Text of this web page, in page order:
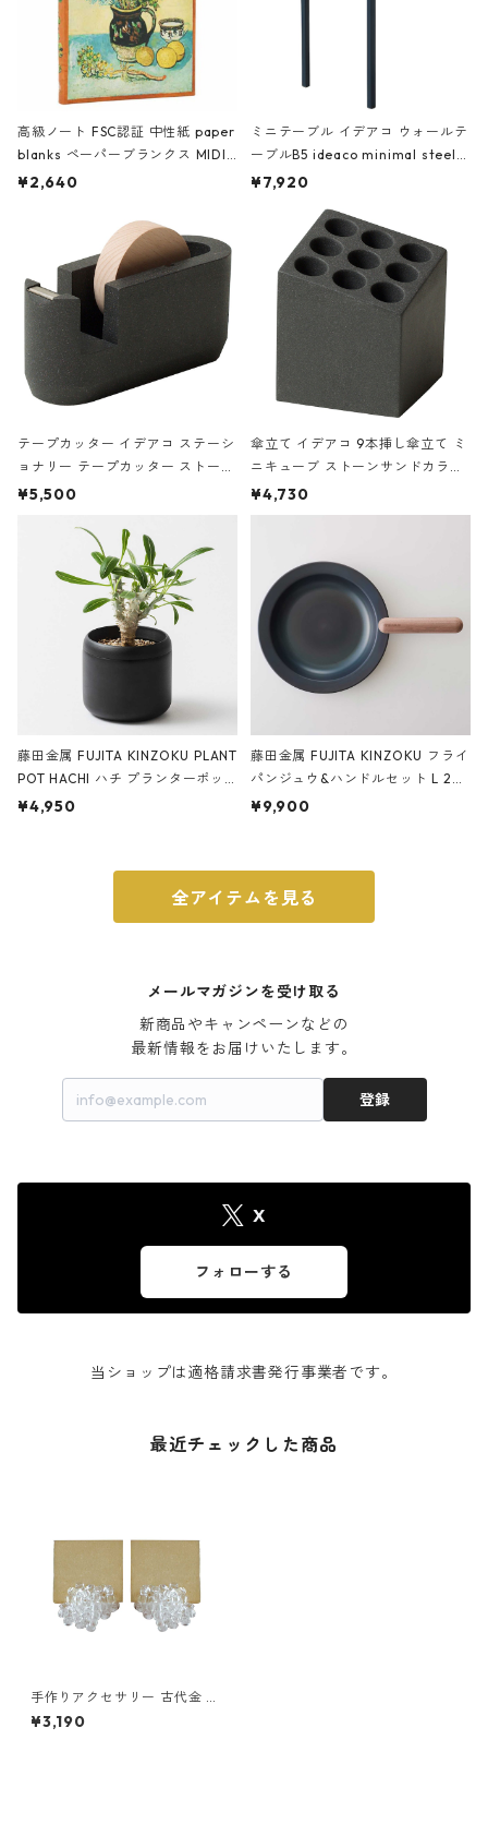
高級ノート FSC認証 中性紙 paper
blanks ペーパーブランクス MIDI
ハードカバー 罫線 ヴァン・ゴッホ
¥2,640
ミニテーブル イデアコ ウォールテ
ーブルB5 ideaco minimal steel f
urniture WALL Table B5 ネイビー
¥7,920
テープカッター イデアコ ステーシ
ョナリー テープカッター ストーン
サンドカラー 石調 ideaco Station
¥5,500
傘立て イデアコ 9本挿し傘立て ミ
ニキューブ ストーンサンドカラー
石調 ideaco Umbrella Stand CUB
E ストーンサンドブラック
¥4,730
藤田金属 FUJITA KINZOKU PLANT
POT HACHI ハチ プランターポッ
ト 3号 ブラック
¥4,950
藤田金属 FUJITA KINZOKU フライ
パンジュウ&ハンドルセット L 24c
m ガス火・IH対応 鉄フライパン
¥9,900
全アイテムを見る
メールマガジンを受け取る
新商品やキャンペーンなどの
最新情報をお届けいたします。
登録
X
フォローする
当ショップは適格請求書発行事業者です。
最近チェックした商品
手作りアクセサリー 古代金 a.
depeche sui pierce アデペシ
ュ スイ ピアス ゴールド
¥3,190